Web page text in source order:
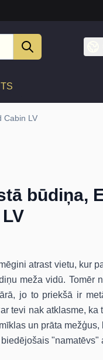
Cabin LV
būdiņa,
atrast vietu, kur
meža vidū. Tomēr
jo to priekšā ir
tevi nak atklasme, ka
un prāta
"namatēvs"